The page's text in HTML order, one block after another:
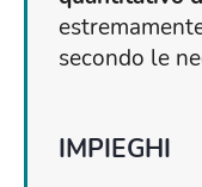
secondo le
IMPIEGHI